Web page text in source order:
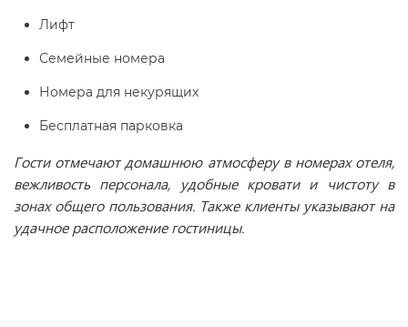
Лифт
Семейные номера
Номера для некурящих
Бесплатная парковка
Гости отмечают домашнюю атмосферу в номерах отеля,
вежливость персонала, удобные кровати и чистоту в
зонах общего пользования. Также клиенты указывают на
удачное расположение гостиницы.